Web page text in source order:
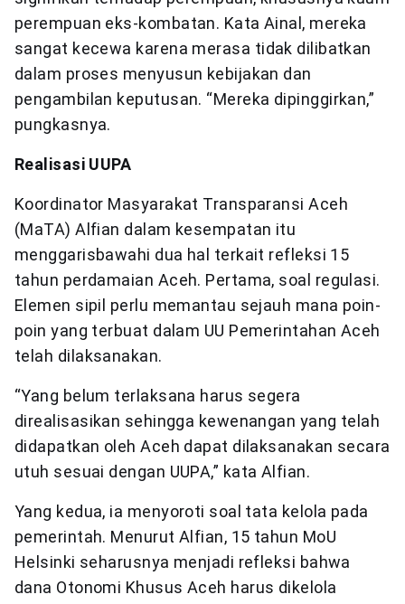
perempuan eks-kombatan. Kata Ainal, mereka
sangat kecewa karena merasa tidak dilibatkan
dalam proses menyusun kebijakan dan
pengambilan keputusan. “Mereka dipinggirkan,”
pungkasnya.
Realisasi UUPA
Koordinator Masyarakat Transparansi Aceh
(MaTA) Alfian dalam kesempatan itu
menggarisbawahi dua hal terkait refleksi 15
tahun perdamaian Aceh. Pertama, soal regulasi.
Elemen sipil perlu memantau sejauh mana poin-
poin yang terbuat dalam UU Pemerintahan Aceh
telah dilaksanakan.
“Yang belum terlaksana harus segera
direalisasikan sehingga kewenangan yang telah
didapatkan oleh Aceh dapat dilaksanakan secara
utuh sesuai dengan UUPA,” kata Alfian.
Yang kedua, ia menyoroti soal tata kelola pada
pemerintah. Menurut Alfian, 15 tahun MoU
Helsinki seharusnya menjadi refleksi bahwa
dana Otonomi Khusus Aceh harus dikelola